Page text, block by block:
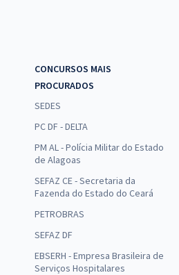
CONCURSOS MAIS
PROCURADOS
SEDES
PC DF - DELTA
PM AL - Polícia Militar do Estado
de Alagoas
SEFAZ CE - Secretaria da
Fazenda do Estado do Ceará
PETROBRAS
SEFAZ DF
EBSERH - Empresa Brasileira de
Serviços Hospitalares